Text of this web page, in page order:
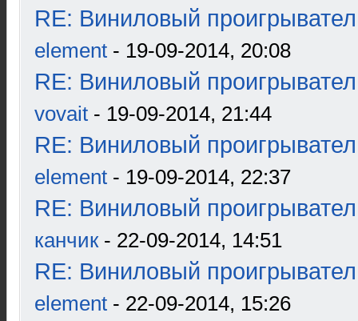
RE: Виниловый
element - 19-09-2014, 20:08
RE: Виниловый
vovait - 19-09-2014, 21:44
RE: Виниловый
element - 19-09-2014, 22:37
RE: Виниловый
канчик- 22-09-2014, 14:51
RE: Виниловый
element - 22-09-2014, 15:26